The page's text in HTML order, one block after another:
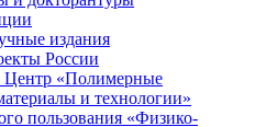
издания
России
«Полимерные
и технологии»
пользования «Физико-